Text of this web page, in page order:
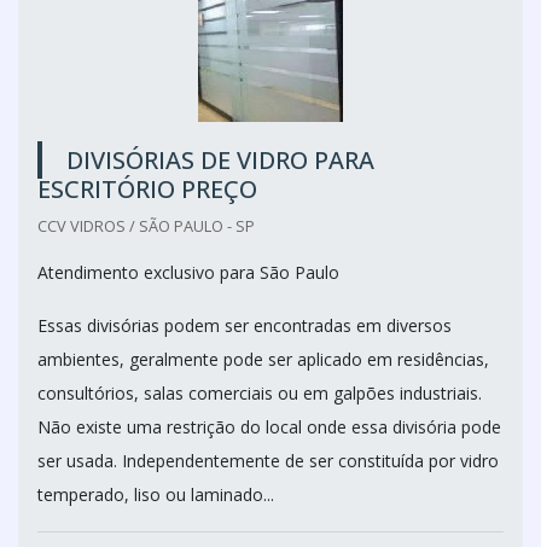
DIVISÓRIAS DE VIDRO PARA
ESCRITÓRIO PREÇO
CCV VIDROS / SÃO PAULO - SP
Atendimento exclusivo para São Paulo
Essas divisórias podem ser encontradas em diversos
ambientes, geralmente pode ser aplicado em residências,
consultórios, salas comerciais ou em galpões industriais.
Não existe uma restrição do local onde essa divisória pode
ser usada. Independentemente de ser constituída por vidro
temperado, liso ou laminado...